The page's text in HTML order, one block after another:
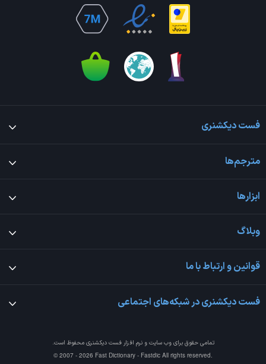
فست دیکشنری
مترجم‌ها
ابزارها
وبلاگ
قوانین و ارتباط با ما
فست دیکشنری در شبکه‌های اجتماعی
تمامی حقوق برای وب سایت و نرم افزارفست دیکشنری محفوظ است.
© 2007 - 2026 Fast Dictionary - Fastdic All rights reserved.